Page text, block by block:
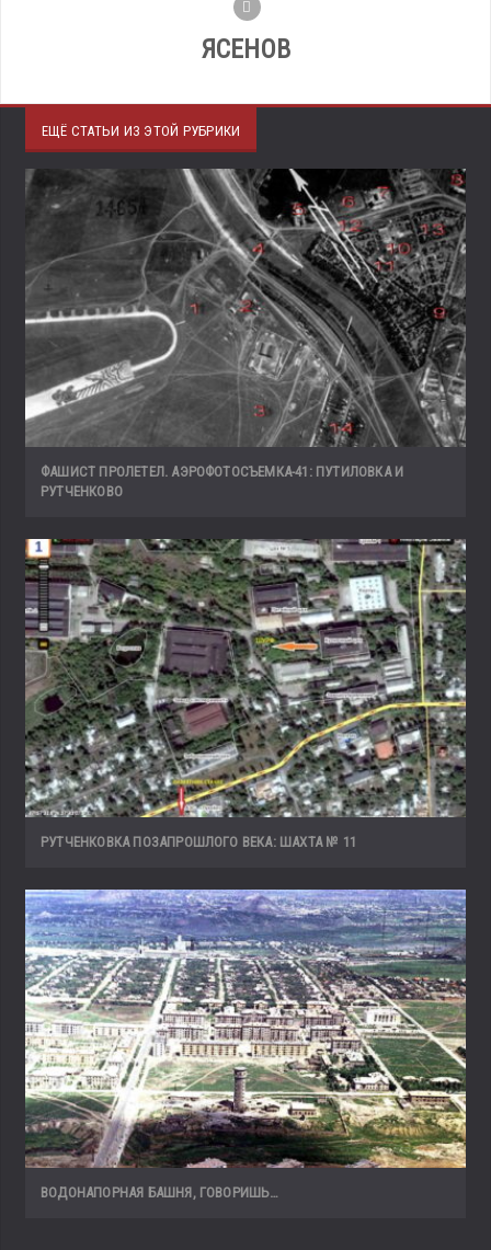
ЯСЕНОВ
ЕЩЁ СТАТЬИ ИЗ ЭТОЙ РУБРИКИ
ФАШИСТ ПРОЛЕТЕЛ. АЭРОФОТОСЪЕМКА-41: ПУТИЛОВКА И
РУТЧЕНКОВО
РУТЧЕНКОВКА ПОЗАПРОШЛОГО ВЕКА: ШАХТА № 11
ВОДОНАПОРНАЯ БАШНЯ, ГОВОРИШЬ…